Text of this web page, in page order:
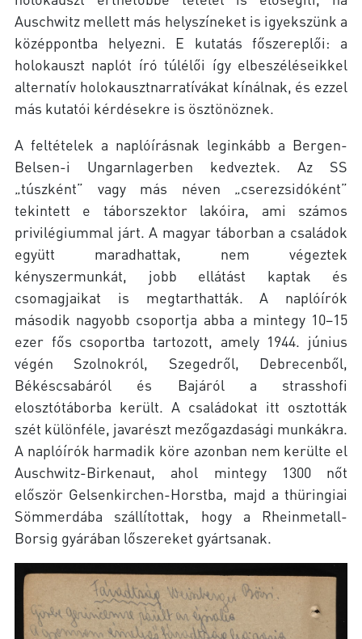
Auschwitz mellett más helyszíneket is igyekszünk a
középpontba helyezni. E kutatás főszereplői: a
holokauszt naplót író túlélői így elbeszéléseikkel
alternatív holokausztnarratívákat kínálnak, és ezzel
más kutatói kérdésekre is ösztönöznek.
A feltételek a naplóírásnak leginkább a Bergen-
Belsen-i Ungarnlagerben kedveztek. Az SS
„túszként” vagy más néven „cserezsidóként”
tekintett e táborszektor lakóira, ami számos
privilégiummal járt. A magyar táborban a családok
együtt maradhattak, nem végeztek
kényszermunkát, jobb ellátást kaptak és
csomagjaikat is megtarthatták. A naplóírók
második nagyobb csoportja abba a mintegy 10–15
ezer fős csoportba tartozott, amely 1944. június
végén Szolnokról, Szegedről, Debrecenből,
Békéscsabáról és Bajáról a strasshofi
elosztótáborba került. A családokat itt osztották
szét különféle, javarészt mezőgazdasági munkákra.
A naplóírók harmadik köre azonban nem kerülte el
Auschwitz-Birkenaut, ahol mintegy 1300 nőt
először Gelsenkirchen-Horstba, majd a thüringiai
Sömmerdába szállítottak, hogy a Rheinmetall-
Borsig gyárában lőszereket gyártsanak.